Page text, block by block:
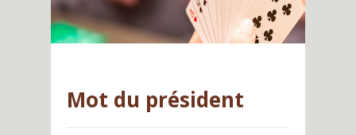
Mot du président